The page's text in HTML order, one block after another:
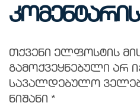
თქვენი ელფოსტის
გამოქვეყნებული არ
სავალდებულო
ნიშანი *